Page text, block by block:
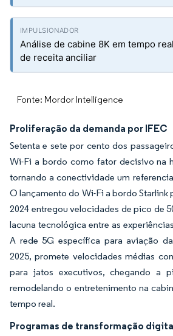
Análise de cabine 8K em tempo
de receita anciliar
Fonte: Mordor Intelligence
Proliferação da demanda por IFEC
Setenta e sete por cento dos
Wi-Fi a bordo como fator decisivo na
tornando a conectividade um
O lançamento do Wi-Fi a bordo Starlink
2024 entregou velocidades de pico de
lacuna tecnológica entre as
A rede 5G específica para aviação
2025, promete velocidades médias
para jatos executivos, chegando a
remodelando o entretenimento na
tempo real.
Programas de transformação